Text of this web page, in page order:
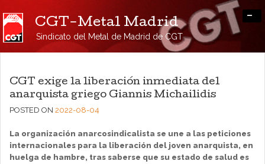
CGT-Metal Madrid
Sindicato del Metal de Madrid de CGT
-
CGT exige la liberación inmediata del
anarquista griego Giannis Michailidis
POSTED ON 2022-08-04
La organización anarcosindicalista se une a las peticiones
internacionales para la liberación del joven anarquista, en
huelga de hambre, tras saberse que su estado de salud es